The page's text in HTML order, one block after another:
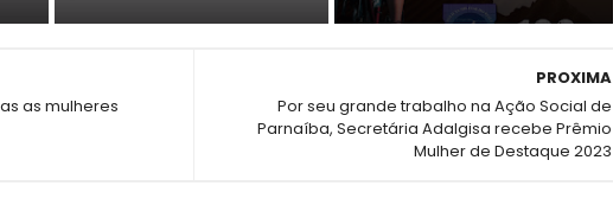
PROXIMA
Por seu grande trabalho na Ação Social de
Parnaíba, Secretária Adalgisa recebe Prêmio
Mulher de Destaque 2023
as mulheres